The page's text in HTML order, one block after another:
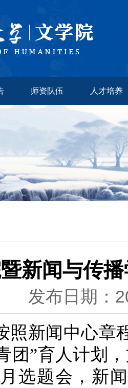
师资队伍 人才培养
新闻与传
发布日期：
照新闻中心章
团”育人计划
月选题会，新